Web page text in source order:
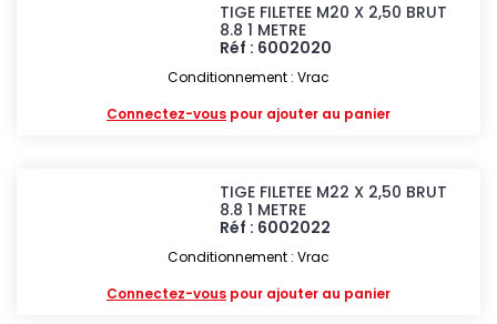
TIGE FILETEE M20 X 2,50 BRUT
8.8 1 METRE
Réf : 6002020
Conditionnement : Vrac
Connectez-vous pour ajouter au panier
TIGE FILETEE M22 X 2,50 BRUT
8.8 1 METRE
Réf : 6002022
Conditionnement : Vrac
Connectez-vous pour ajouter au panier